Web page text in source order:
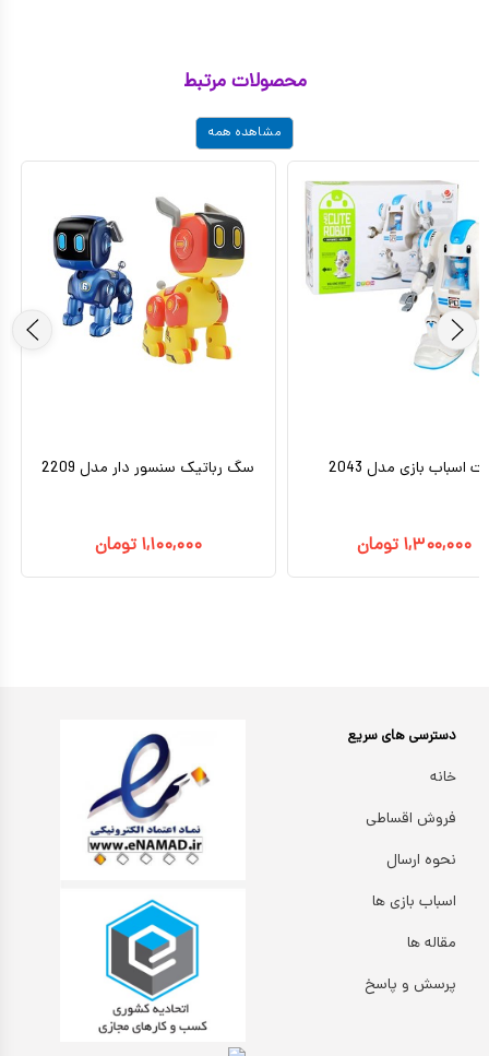
محصولات مرتبط
مشاهده همه
سگ رباتیک سنسور دار مدل 2209
۱,۱۰۰,۰۰۰ تومان
اسباب بازی مدل 2043
۱,۳۰۰,۰۰۰ تومان
دسترسی های سریع
خانه
فروش اقساطی
نحوه ارسال
اسباب بازی ها
مقاله ها
پرسش و پاسخ